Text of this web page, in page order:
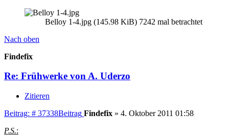
Belloy 1-4.jpg (145.98 KiB) 7242 mal betrachtet
Nach oben
Findefix
Re: Frühwerke von A. Uderzo
Zitieren
Beitrag: # 37338Beitrag Findefix » 4. Oktober 2011 01:58
P.S.: